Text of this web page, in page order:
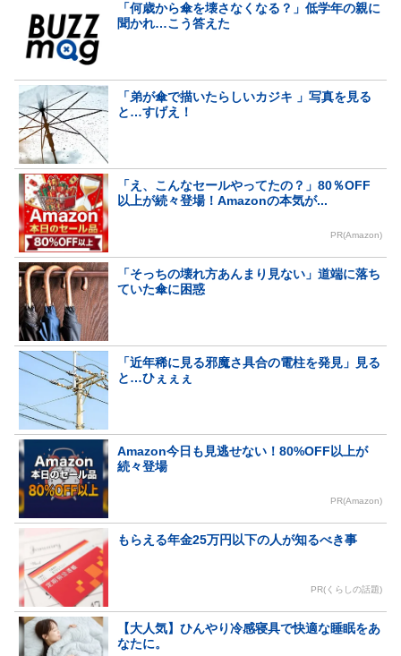
「何歳から傘を壊さなくなる？」低学年の親に
聞かれ…こう答えた
「弟が傘で描いたらしいカジキ 」写真を見る
と…すげえ！
「え、こんなセールやってたの？」80％OFF
以上が続々登場！Amazonの本気が...
PR(Amazon)
「そっちの壊れ方あんまり見ない」道端に落ち
ていた傘に困惑
「近年稀に見る邪魔さ具合の電柱を発見」見る
と…ひぇぇぇ
Amazon今日も見逃せない！80%OFF以上が
続々登場
PR(Amazon)
もらえる年金25万円以下の人が知るべき事
PR(くらしの話題)
【大人気】ひんやり冷感寝具で快適な睡眠をあ
なたに。